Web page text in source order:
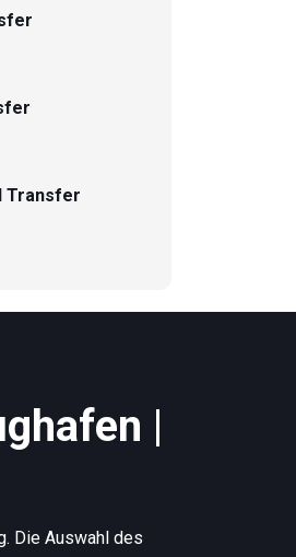
Transfer
|
Die Auswahl des